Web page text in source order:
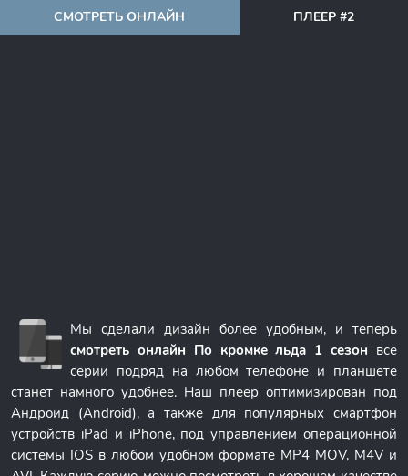
СМОТРЕТЬ ОНЛАЙН ПЛЕЕР #2
Мы сделали дизайн более удобным, и теперь
смотреть онлайн По кромке льда 1 сезон все
серии подряд на любом телефоне и планшете
станет намного удобнее. Наш плеер оптимизирован под
Андроид (Android), а также для популярных смартфон
устройств iPad и iPhone, под управлением операционной
системы IOS в любом удобном формате MP4 MOV, M4V и